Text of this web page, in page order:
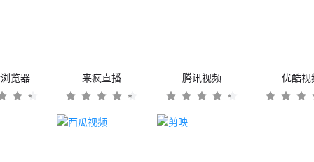
览器 来疯直播 腾讯视频 优酷视